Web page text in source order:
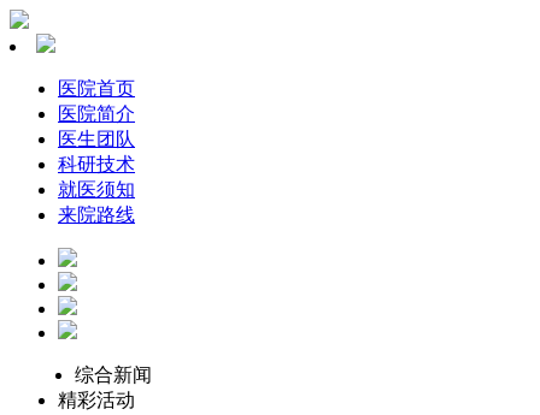
医院首页
医院简介
医生团队
科研技术
就医须知
来院路线
综合新闻
精彩活动